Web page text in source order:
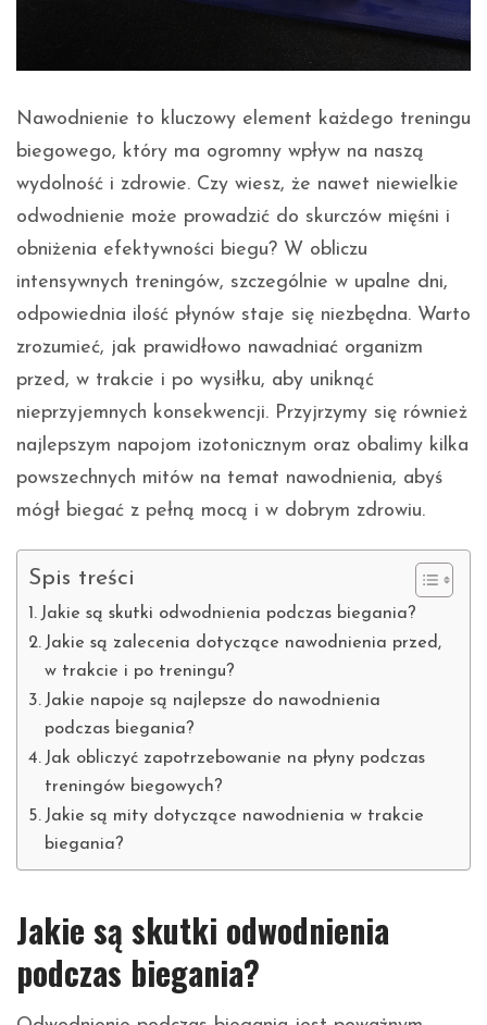
Nawodnienie to kluczowy element każdego treningu
biegowego, który ma ogromny wpływ na naszą
wydolność i zdrowie. Czy wiesz, że nawet niewielkie
odwodnienie może prowadzić do skurczów mięśni i
obniżenia efektywności biegu? W obliczu
intensywnych treningów, szczególnie w upalne dni,
odpowiednia ilość płynów staje się niezbędna. Warto
zrozumieć, jak prawidłowo nawadniać organizm
przed, w trakcie i po wysiłku, aby uniknąć
nieprzyjemnych konsekwencji. Przyjrzymy się również
najlepszym napojom izotonicznym oraz obalimy kilka
powszechnych mitów na temat nawodnienia, abyś
mógł biegać z pełną mocą i w dobrym zdrowiu.
Spis treści
Jakie są skutki odwodnienia podczas biegania?
Jakie są zalecenia dotyczące nawodnienia przed,
w trakcie i po treningu?
Jakie napoje są najlepsze do nawodnienia
podczas biegania?
Jak obliczyć zapotrzebowanie na płyny podczas
treningów biegowych?
Jakie są mity dotyczące nawodnienia w trakcie
biegania?
Jakie są skutki odwodnienia
podczas biegania?